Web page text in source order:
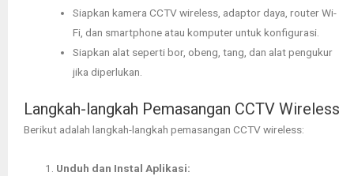
Siapkan kamera CCTV wireless, adaptor daya, router Wi-
Fi, dan smartphone atau komputer untuk konfigurasi.
Siapkan alat seperti bor, obeng, tang, dan alat pengukur
jika diperlukan.
Langkah-langkah Pemasangan CCTV Wireless
Berikut adalah langkah-langkah pemasangan CCTV wireless:
Unduh dan Instal Aplikasi: